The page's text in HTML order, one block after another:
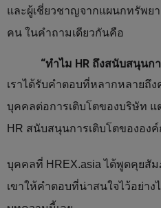
และผู้เชี่ยวชาญจากแผนกทรัพย
คน ในคําถามเดียวกันคือ
“ทำไม HR ถึงสนับสนุนก
เราได้รับคำตอบที่หลากหลายถึ
บุคคลต่อการเติบโตของบริษัท แ
HR สนับสนุนการเติบโตขององค์
บุคคลที่ HREX.asia ได้พูดคุยสั
เขาให้คำตอบที่น่าสนใจไว้อย่าง